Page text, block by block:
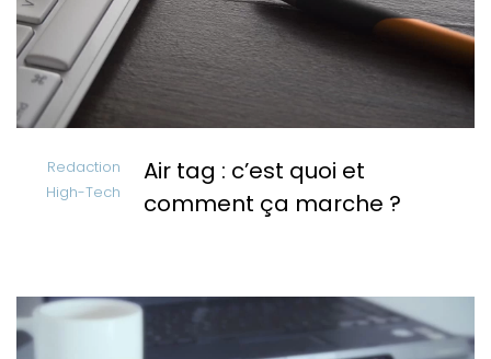
Redaction
High-Tech
Air tag : c’est quoi et
comment ça marche ?